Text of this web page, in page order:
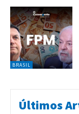
BRASIL
Últimos